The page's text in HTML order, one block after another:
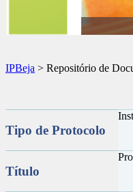
IPBeja > Repositório de
Tipo de Protocolo
Título